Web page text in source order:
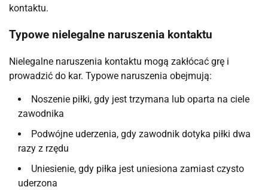
kontaktu.
Typowe nielegalne naruszenia kontaktu
Nielegalne naruszenia kontaktu mogą zakłócać grę i
prowadzić do kar. Typowe naruszenia obejmują:
Noszenie piłki, gdy jest trzymana lub oparta na ciele
zawodnika
Podwójne uderzenia, gdy zawodnik dotyka piłki dwa
razy z rzędu
Uniesienie, gdy piłka jest uniesiona zamiast czysto
uderzona